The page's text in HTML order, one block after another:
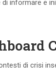
informare e
di crisi